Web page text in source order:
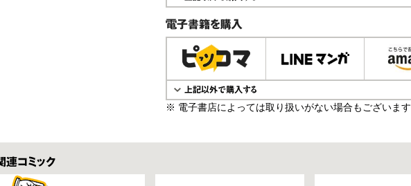
電子書籍で購入
※ 電子書店によっては取り扱いがない場合もございます
連コミックス